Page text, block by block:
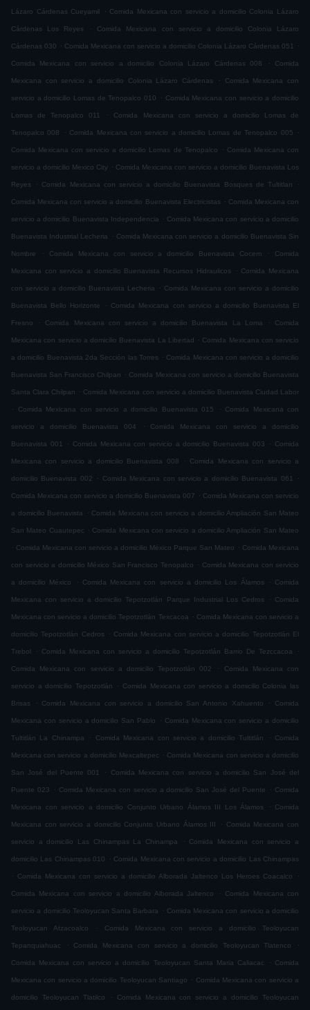
Lázaro Cárdenas Cueyamil . Comida Mexicana con servicio a domicilio Colonia Lázaro
Cárdenas Los Reyes . Comida Mexicana con servicio a domicilio Colonia Lázaro
Cárdenas 030 . Comida Mexicana con servicio a domicilio Colonia Lázaro Cárdenas 051 .
Comida Mexicana con servicio a domicilio Colonia Lázaro Cárdenas 008 . Comida
Mexicana con servicio a domicilio Colonia Lázaro Cárdenas . Comida Mexicana con
servicio a domicilio Lomas de Tenopalco 010 . Comida Mexicana con servicio a domicilio
Lomas de Tenopalco 011 . Comida Mexicana con servicio a domicilio Lomas de
Tenopalco 008 . Comida Mexicana con servicio a domicilio Lomas de Tenopalco 005 .
Comida Mexicana con servicio a domicilio Lomas de Tenopalco . Comida Mexicana con
servicio a domicilio Mexico City . Comida Mexicana con servicio a domicilio Buenavista Los
Reyes . Comida Mexicana con servicio a domicilio Buenavista Bosques de Tultitlan .
Comida Mexicana con servicio a domicilio Buenavista Electricistas . Comida Mexicana con
servicio a domicilio Buenavista Independencia . Comida Mexicana con servicio a domicilio
Buenavista Industrial Lecheria . Comida Mexicana con servicio a domicilio Buenavista Sin
Nombre . Comida Mexicana con servicio a domicilio Buenavista Cocem . Comida
Mexicana con servicio a domicilio Buenavista Recursos Hidraulicos . Comida Mexicana
con servicio a domicilio Buenavista Lecheria . Comida Mexicana con servicio a domicilio
Buenavista Bello Horizonte . Comida Mexicana con servicio a domicilio Buenavista El
Fresno . Comida Mexicana con servicio a domicilio Buenavista La Loma . Comida
Mexicana con servicio a domicilio Buenavista La Libertad . Comida Mexicana con servicio
a domicilio Buenavista 2da Sección las Torres . Comida Mexicana con servicio a domicilio
Buenavista San Francisco Chilpan . Comida Mexicana con servicio a domicilio Buenavista
Santa Clara Chilpan . Comida Mexicana con servicio a domicilio Buenavista Ciudad Labor
.
Comida Mexicana con servicio a domicilio Buenavista 015 . Comida Mexicana con
servicio a domicilio Buenavista 004 . Comida Mexicana con servicio a domicilio
Buenavista 001 . Comida Mexicana con servicio a domicilio Buenavista 003 . Comida
Mexicana con servicio a domicilio Buenavista 008 . Comida Mexicana con servicio a
domicilio Buenavista 002 . Comida Mexicana con servicio a domicilio Buenavista 061 .
Comida Mexicana con servicio a domicilio Buenavista 007 . Comida Mexicana con servicio
a domicilio Buenavista . Comida Mexicana con servicio a domicilio Ampliación San Mateo
San Mateo Cuautepec . Comida Mexicana con servicio a domicilio Ampliación San Mateo
. Comida Mexicana con servicio a domicilio México Parque San Mateo . Comida Mexicana
con servicio a domicilio México San Francisco Tenopalco . Comida Mexicana con servicio
a domicilio México . Comida Mexicana con servicio a domicilio Los Álamos . Comida
Mexicana con servicio a domicilio Tepotzotlán Parque Industrial Los Cedros . Comida
Mexicana con servicio a domicilio Tepotzotlán Texcacoa . Comida Mexicana con servicio a
domicilio Tepotzotlán Cedros . Comida Mexicana con servicio a domicilio Tepotzotlán El
Trebol . Comida Mexicana con servicio a domicilio Tepotzotlán Barrio De Tezccacoa .
Comida Mexicana con servicio a domicilio Tepotzotlán 002 . Comida Mexicana con
servicio a domicilio Tepotzotlán . Comida Mexicana con servicio a domicilio Colonia las
Brisas . Comida Mexicana con servicio a domicilio San Antonio Xahuento . Comida
Mexicana con servicio a domicilio San Pablo . Comida Mexicana con servicio a domicilio
Tultitlán La Chinampa . Comida Mexicana con servicio a domicilio Tultitlán . Comida
Mexicana con servicio a domicilio Mexcaltepec . Comida Mexicana con servicio a domicilio
San José del Puente 001 . Comida Mexicana con servicio a domicilio San José del
Puente 023 . Comida Mexicana con servicio a domicilio San José del Puente . Comida
Mexicana con servicio a domicilio Conjunto Urbano Álamos III Los Álamos . Comida
Mexicana con servicio a domicilio Conjunto Urbano Álamos III . Comida Mexicana con
servicio a domicilio Las Chinampas La Chinampa . Comida Mexicana con servicio a
domicilio Las Chinampas 010 . Comida Mexicana con servicio a domicilio Las Chinampas
.
Comida Mexicana con servicio a domicilio Alborada Jaltenco Los Heroes Coacalco .
Comida Mexicana con servicio a domicilio Alborada Jaltenco . Comida Mexicana con
servicio a domicilio Teoloyucan Santa Barbara . Comida Mexicana con servicio a domicilio
Teoloyucan Atzacoalco . Comida Mexicana con servicio a domicilio Teoloyucan
Tepanquiahuac . Comida Mexicana con servicio a domicilio Teoloyucan Tlatenco .
Comida Mexicana con servicio a domicilio Teoloyucan Santa Maria Caliacac . Comida
Mexicana con servicio a domicilio Teoloyucan Santiago . Comida Mexicana con servicio a
domicilio Teoloyucan Tlatilco . Comida Mexicana con servicio a domicilio Teoloyucan